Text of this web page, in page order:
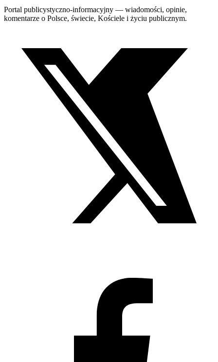
Portal publicystyczno-informacyjny — wiadomości, opinie,
komentarze o Polsce, świecie, Kościele i życiu publicznym.